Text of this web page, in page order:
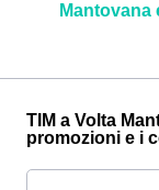
Mantovana
TIM a Volta
promozioni e i